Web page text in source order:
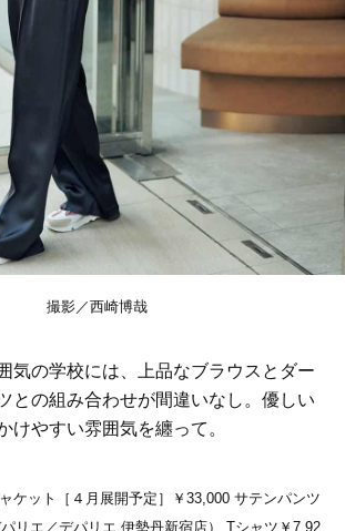
撮影／西崎博哉
気の学校には、上品なブラウスとダー
との組み合わせが間違いなし。優しい
けやすい雰囲気を纏って。
ケット［４月展開予定］￥33,000 サテンパンツ
リエ／デパリエ 伊勢丹新宿店） Tシャツ￥7,92